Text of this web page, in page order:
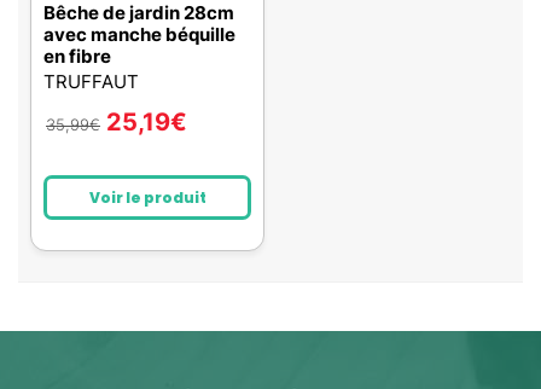
Bêche de jardin 28cm
avec manche béquille
en fibre
TRUFFAUT
35,99€ 25,19€
Voir le produit